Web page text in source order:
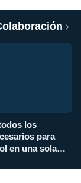
los
para
en una sola